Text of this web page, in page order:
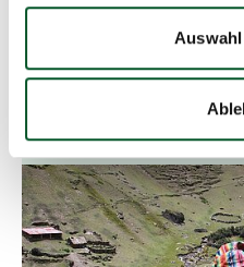
Zur Webseite der IKI
Internationale